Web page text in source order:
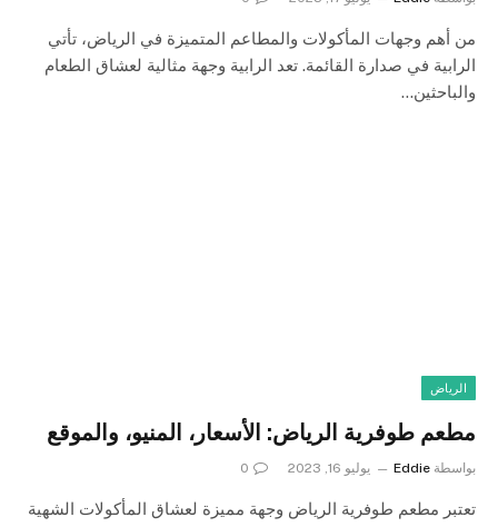
من أهم وجهات المأكولات والمطاعم المتميزة في الرياض، تأتي
الرابية في صدارة القائمة. تعد الرابية وجهة مثالية لعشاق الطعام
والباحثين…
الرياض
مطعم طوفرية الرياض: الأسعار، المنيو، والموقع
بواسطة Eddie يوليو 16, 2023 0
تعتبر مطعم طوفرية الرياض وجهة مميزة لعشاق المأكولات الشهية